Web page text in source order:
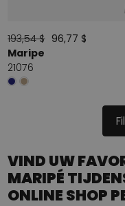
193,54 $ 96,77 $
Maripe
21076
VIND UW
MARIPÉ
ONLINE SHOP